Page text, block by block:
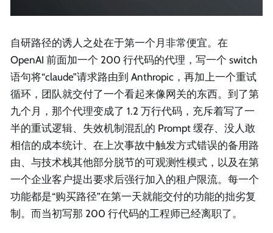
自研路径的诱人之处在于第一个月非常便宜。在
OpenAI 前面加一个 200 行代码的代理，写一个 switch
语句将“claude”请求路由到 Anthropic，再加上一个重试
循环，团队就交付了一个看起来像网关的东西。到了第
九个月，那个代理变成了 1.2 万行代码，充斥着写了一
半的重试逻辑、失效机制混乱的 Prompt 缓存、没人敢
相信的成本统计、在上次事故中触发方式错误的备用路
由、与技术栈其他部分脱节的可观测性模式，以及在第
一个企业客户提出要求后强行加入的租户限流。每一个
功能都是“购买路径”在第一天就能交付的功能的拙劣复
制。而当初写那 200 行代码的工程师已经离职了。